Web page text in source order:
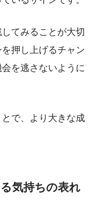
てみることが大切
押し上げるチャン
を逃さないように
で、より大きな成
気持ちの表れ